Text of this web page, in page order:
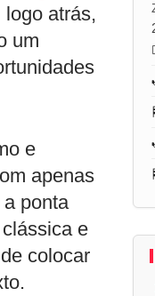
atrás,
um
e
apenas
ponta
e
colocar